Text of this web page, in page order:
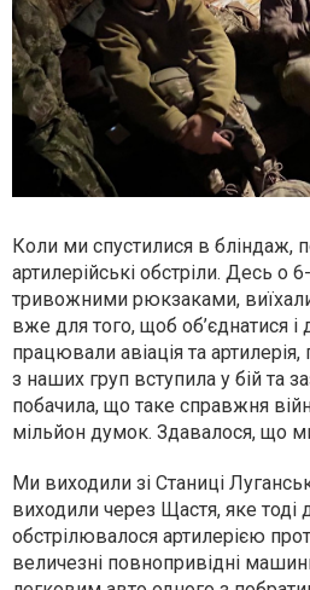
Коли ми спустилися в бліндаж,
артилерійські обстріли. Десь о
тривожними рюкзаками, виїхали
вже для того, щоб об’єднатися і
працювали авіація та артилерія,
з наших груп вступила у бій та
побачила, що таке справжня
мільйон думок. Здавалося, що
Ми виходили зі Станиці
виходили через Щастя, яке тоді
обстрілювалося артилерією
величезні повнопривідні